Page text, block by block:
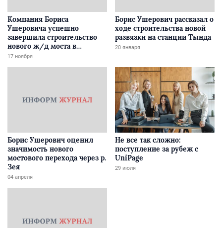
Компания Бориса
Ушеровича успешно
завершила строительство
нового ж/д моста в
Забайкалье
17 ноября
Борис Ушерович рассказал о
ходе строительства новой
развязки на станции Тында
20 января
Борис Ушерович оценил
значимость нового
мостового перехода через р.
Зея
04 апреля
Не все так сложно:
поступление за рубеж с
UniPage
29 июля